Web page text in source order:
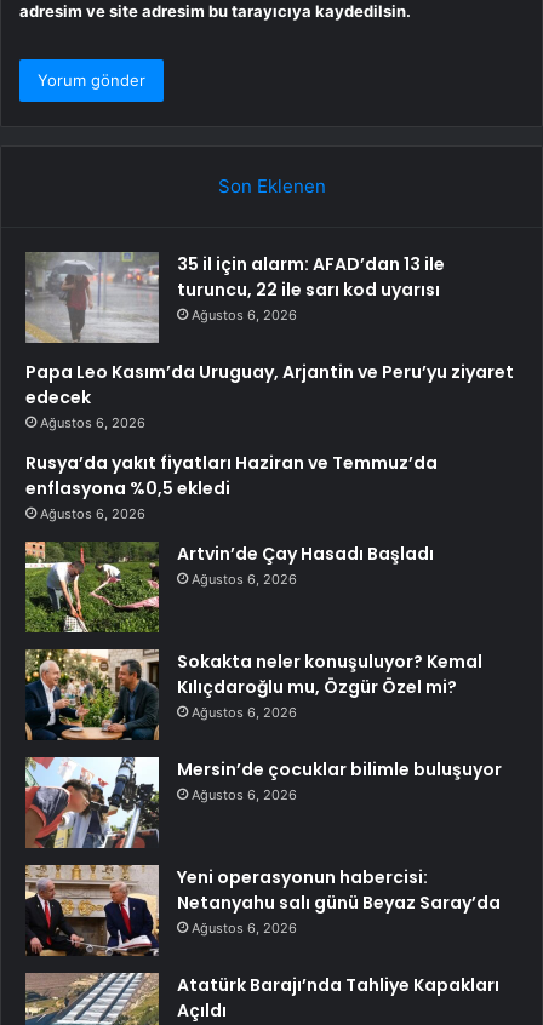
adresim ve site adresim bu tarayıcıya kaydedilsin.
Son Eklenen
35 il için alarm: AFAD’dan 13 ile
turuncu, 22 ile sarı kod uyarısı
Ağustos 6, 2026
Papa Leo Kasım’da Uruguay, Arjantin ve Peru’yu ziyaret
edecek
Ağustos 6, 2026
Rusya’da yakıt fiyatları Haziran ve Temmuz’da
enflasyona %0,5 ekledi
Ağustos 6, 2026
Artvin’de Çay Hasadı Başladı
Ağustos 6, 2026
Sokakta neler konuşuluyor? Kemal
Kılıçdaroğlu mu, Özgür Özel mi?
Ağustos 6, 2026
Mersin’de çocuklar bilimle buluşuyor
Ağustos 6, 2026
Yeni operasyonun habercisi:
Netanyahu salı günü Beyaz Saray’da
Ağustos 6, 2026
Atatürk Barajı’nda Tahliye Kapakları
Açıldı